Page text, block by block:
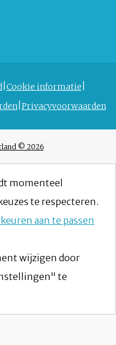
Cookie informatie
Privacyvoorwaarden
© 2026
momenteel
te respecteren.
aan te passen
wijzigen door
te